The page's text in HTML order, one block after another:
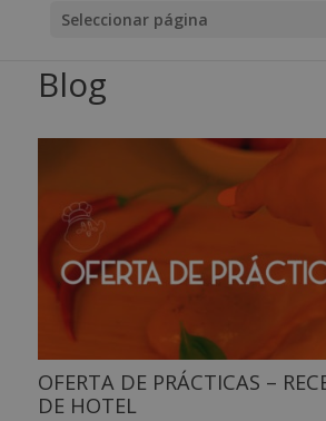
Seleccionar página
Blog
OFERTA DE PRÁCTICAS –
DE HOTEL